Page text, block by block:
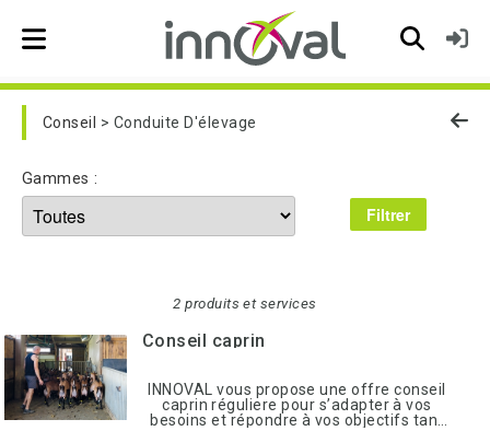
Skip to main navigation
Conseil Conduite D'élevage
Gammes :
2 produits et services
Conseil caprin
INNOVAL vous propose une offre conseil
caprin réguliere pour s’adapter à vos
besoins et répondre à vos objectifs tant